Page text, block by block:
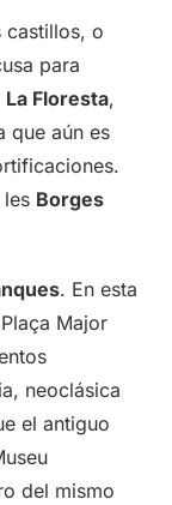
castillos, o
para
La Floresta,
que aún es
Borges
. En esta
Major
neoclásica
el antiguo
del mismo